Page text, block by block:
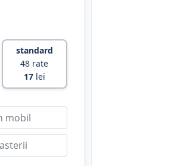
standard
48 rate
17lei